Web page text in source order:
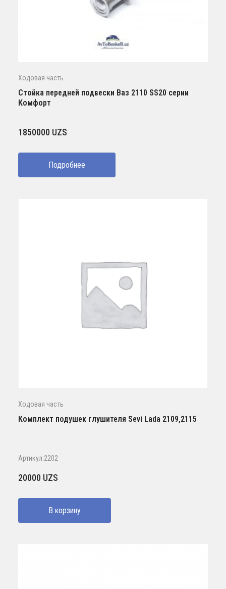
Ходовая часть
Стойка передней подвески Ваз 2110 SS20 серии
Комфорт
1850000 UZS
Подробнее
Ходовая часть
Комплект подушек глушителя Sevi Lada 2109,2115
Артикул:2202
20000 UZS
В корзину